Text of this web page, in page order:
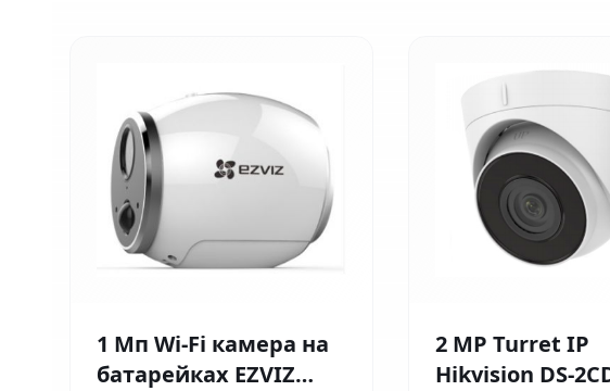
1 Мп Wi-Fi камера на
батарейках EZVIZ
2 MP Turret IP
Hikvision DS-